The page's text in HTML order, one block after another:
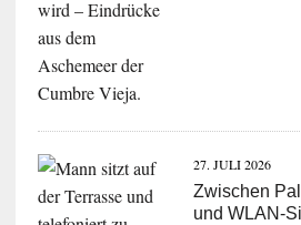
27. JULI 2026
Zwischen
und WLAN-